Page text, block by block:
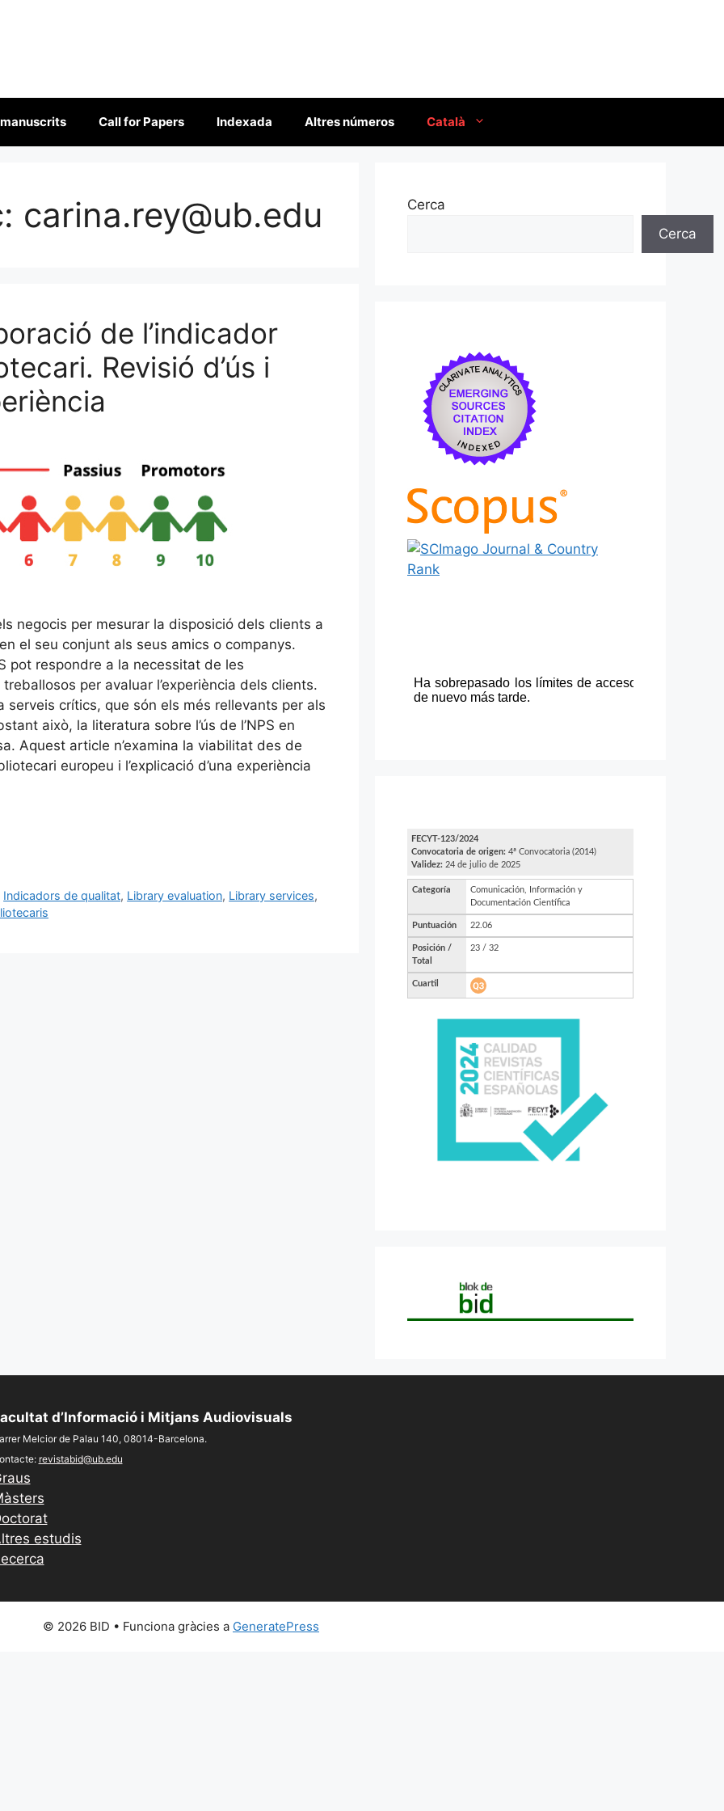
Call for Papers Indexada Altres números Català
carina.rey@ub.edu
de l’indicador
Revisió d’ús i
negocis per mesurar la disposició dels clients a
el seu conjunt als seus amics o companys.
pot respondre a la necessitat de les
per avaluar l’experiència dels clients.
crítics, que són els més rellevants per als
això, la literatura sobre l’ús de l’NPS en
Aquest article n’examina la viabilitat des de
europeu i l’explicació d’una experiència
Indicadors de qualitat, Library evaluation, Library services,
Cerca
Cerca
d’Informació i Mitjans Audiovisuals
Melcior de Palau 140, 08014-Barcelona.
revistabid@ub.edu
estudis
© 2026 BID • Funciona gràcies a GeneratePress